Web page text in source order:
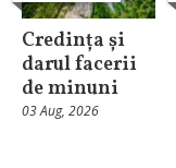
Credința și
darul facerii
de minuni
03 Aug, 2026